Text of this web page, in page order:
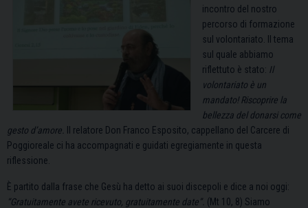
incontro del nostro
percorso di formazione
sul volontariato. Il tema
sul quale abbiamo
riflettuto è stato: Il
volontariato è un
mandato! Riscoprire la
bellezza del donarsi come
gesto d’amore.
Il relatore Don Franco Esposito, cappellano del Carcere di
Poggioreale ci ha accompagnati e guidati egregiamente in questa
riflessione.
È partito dalla frase che Gesù ha detto ai suoi discepoli e dice a noi oggi:
“Gratuitamente avete ricevuto, gratuitamente date”. (Mt 10, 8) Siamo